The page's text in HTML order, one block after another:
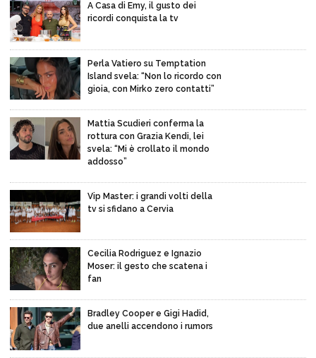
A Casa di Emy, il gusto dei
ricordi conquista la tv
Perla Vatiero su Temptation
Island svela: “Non lo ricordo con
gioia, con Mirko zero contatti”
Mattia Scudieri conferma la
rottura con Grazia Kendi, lei
svela: “Mi è crollato il mondo
addosso”
Vip Master: i grandi volti della
tv si sfidano a Cervia
Cecilia Rodriguez e Ignazio
Moser: il gesto che scatena i
fan
Bradley Cooper e Gigi Hadid,
due anelli accendono i rumors